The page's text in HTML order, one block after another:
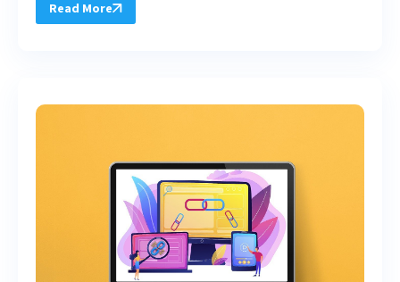
Read More